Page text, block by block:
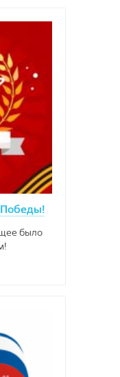
Победы!
было